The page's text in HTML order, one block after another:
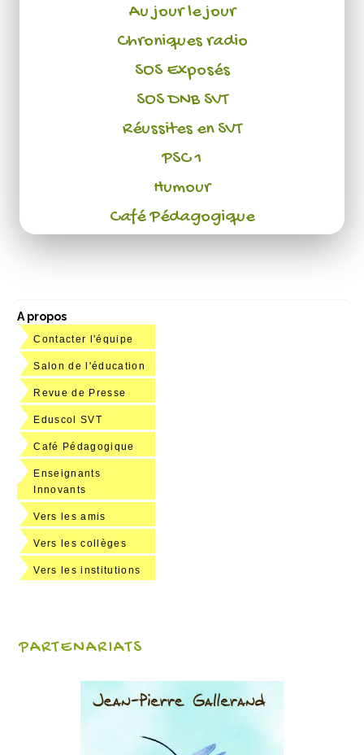
Au jour le jour
Chroniques radio
SOS Exposés
SOS DNB SVT
Réussites en SVT
PSC 1
Humour
Café Pédagogique
A propos
Contacter l'équipe
Salon de l'éducation
Revue de Presse
Eduscol SVT
Café Pédagogique
Enseignants
Innovants
Vers les amis
Vers les collèges
Vers les institutions
PARTENARIATS